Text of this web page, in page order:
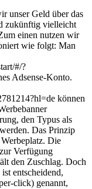
unser Geld über das
zukünftig vielleicht
einen nutzen wir
wie folgt: Man
#/?
Adsense-Konto.
können
den Typus als
Das Prinzip
Die
Verfügung
den Zuschlag. Doch
entscheidend,
click) genannt,